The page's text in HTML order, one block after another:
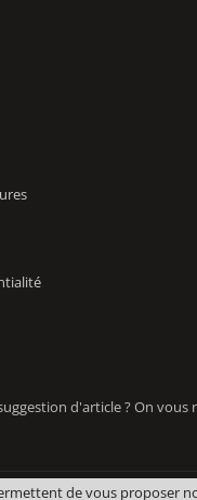
d'article ? On vous
de vous proposer